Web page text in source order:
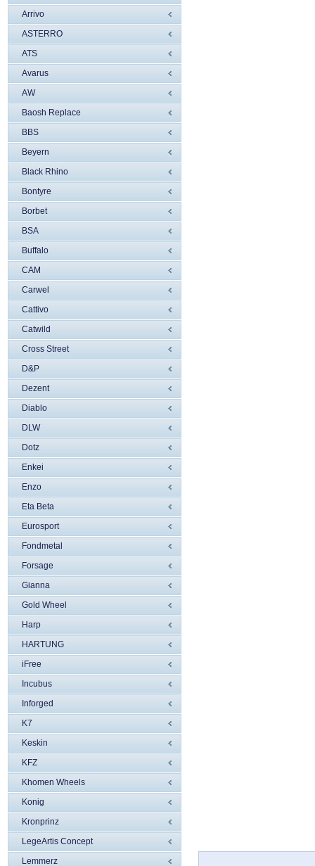
Arrivo
ASTERRO
ATS
Avarus
AW
Baosh Replace
BBS
Beyern
Black Rhino
Bontyre
Borbet
BSA
Buffalo
CAM
Carwel
Cattivo
Catwild
Cross Street
D&P
Dezent
Diablo
DLW
Dotz
Enkei
Enzo
Eta Beta
Eurosport
Fondmetal
Forsage
Gianna
Gold Wheel
Harp
HARTUNG
iFree
Incubus
Inforged
K7
Keskin
KFZ
Khomen Wheels
Konig
Kronprinz
LegeArtis Concept
Lemmerz